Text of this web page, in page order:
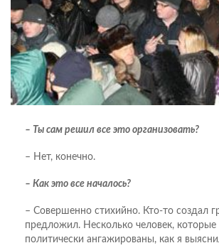
– Ты сам решил все это организовать?
– Нет, конечно.
– Как это все началось?
– Совершенно стихийно. Кто-то создал
предложил. Несколько человек,
политически ангажированы, как я